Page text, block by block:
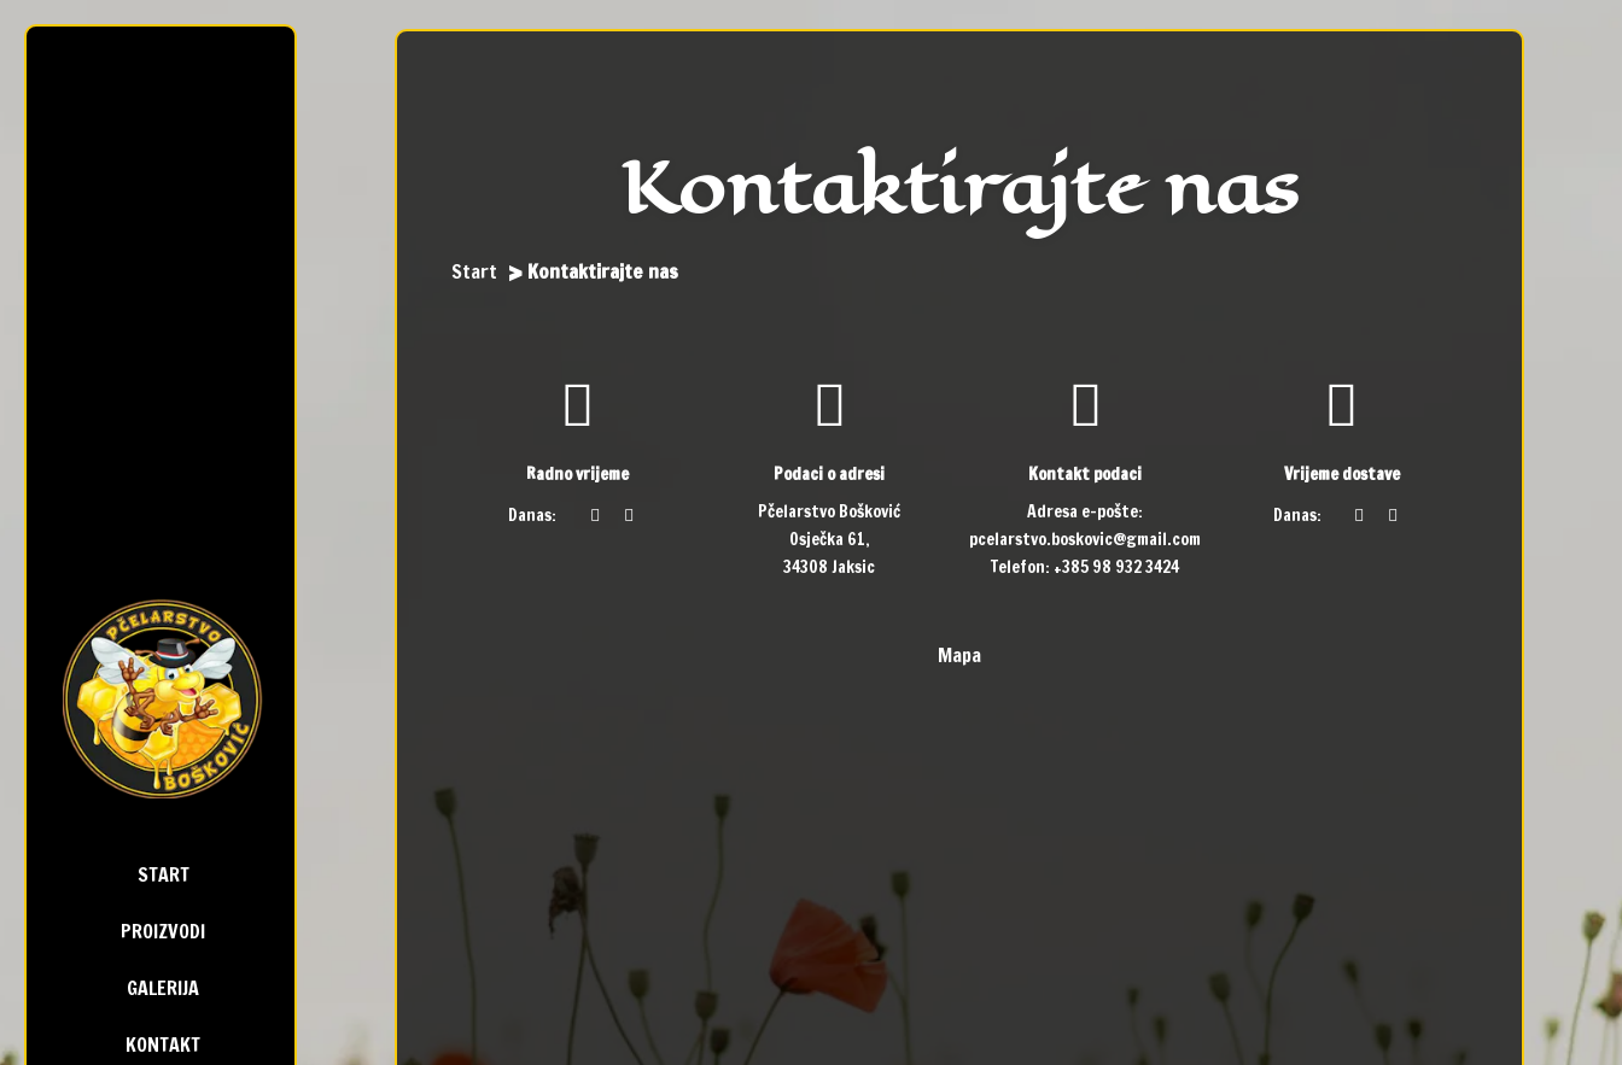
START
PROIZVODI
GALERIJA
KONTAKT
Kontaktirajte nas
Start Kontaktirajte nas
Radno vrijeme
Danas:
Podaci o adresi
Pčelarstvo Bošković
Osječka 61,
34308 Jaksic
Kontakt podaci
Adresa e-pošte:
pcelarstvo.boskovic@gmail.com
Telefon: +385 98 932 3424
Vrijeme dostave
Danas:
Mapa